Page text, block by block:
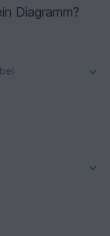
Diagramm?